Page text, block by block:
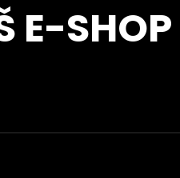
E-SHOP